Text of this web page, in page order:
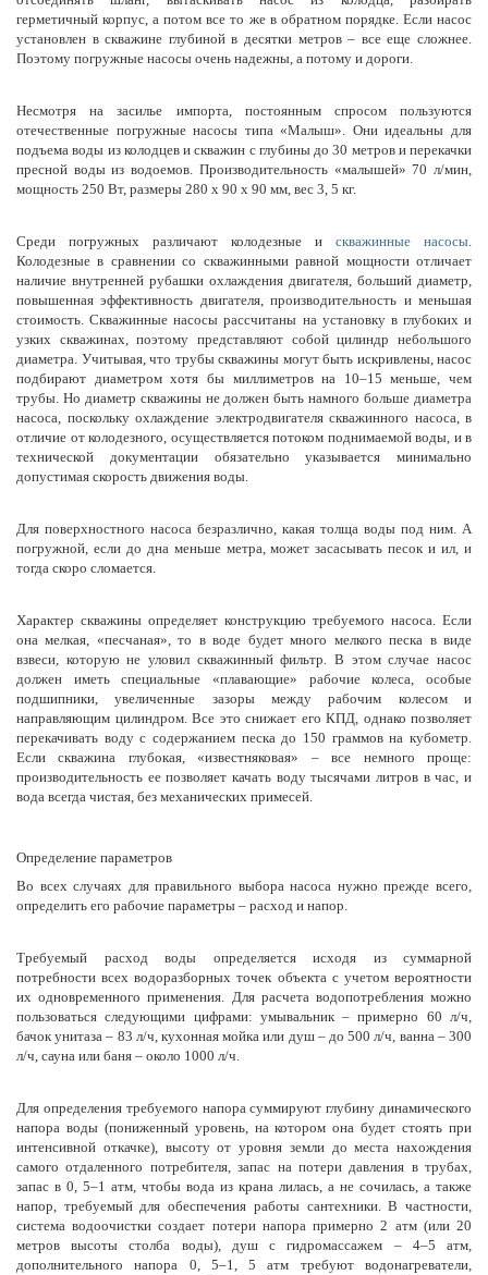
герметичный корпус, а потом все то же в обратном порядке. Если насос
установлен в скважине глубиной в десятки метров – все еще сложнее.
Поэтому погружные насосы очень надежны, а потому и дороги.
Несмотря на засилье импорта, постоянным спросом пользуются
отечественные погружные насосы типа «Малыш». Они идеальны для
подъема воды из колодцев и скважин с глубины до 30 метров и перекачки
пресной воды из водоемов. Производительность «малышей» 70 л/мин,
мощность 250 Вт, размеры 280 х 90 х 90 мм, вес 3, 5 кг.
Среди погружных различают колодезные и скважинные насосы.
Колодезные в сравнении со скважинными равной мощности отличает
наличие внутренней рубашки охлаждения двигателя, больший диаметр,
повышенная эффективность двигателя, производительность и меньшая
стоимость. Скважинные насосы рассчитаны на установку в глубоких и
узких скважинах, поэтому представляют собой цилиндр небольшого
диаметра. Учитывая, что трубы скважины могут быть искривлены, насос
подбирают диаметром хотя бы миллиметров на 10–15 меньше, чем
трубы. Но диаметр скважины не должен быть намного больше диаметра
насоса, поскольку охлаждение электродвигателя скважинного насоса, в
отличие от колодезного, осуществляется потоком поднимаемой воды, и в
технической документации обязательно указывается минимально
допустимая скорость движения воды.
Для поверхностного насоса безразлично, какая толща воды под ним. А
погружной, если до дна меньше метра, может засасывать песок и ил, и
тогда скоро сломается.
Характер скважины определяет конструкцию требуемого насоса. Если
она мелкая, «песчаная», то в воде будет много мелкого песка в виде
взвеси, которую не уловил скважинный фильтр. В этом случае насос
должен иметь специальные «плавающие» рабочие колеса, особые
подшипники, увеличенные зазоры между рабочим колесом и
направляющим цилиндром. Все это снижает его КПД, однако позволяет
перекачивать воду с содержанием песка до 150 граммов на кубометр.
Если скважина глубокая, «известняковая» – все немного проще:
производительность ее позволяет качать воду тысячами литров в час, и
вода всегда чистая, без механических примесей.
Определение параметров
Во всех случаях для правильного выбора насоса нужно прежде всего,
определить его рабочие параметры – расход и напор.
Требуемый расход воды определяется исходя из суммарной
потребности всех водоразборных точек объекта с учетом вероятности
их одновременного применения. Для расчета водопотребления можно
пользоваться следующими цифрами: умывальник – примерно 60 л/ч,
бачок унитаза – 83 л/ч, кухонная мойка или душ – до 500 л/ч, ванна – 300
л/ч, сауна или баня – около 1000 л/ч.
Для определения требуемого напора суммируют глубину динамического
напора воды (пониженный уровень, на котором она будет стоять при
интенсивной откачке), высоту от уровня земли до места нахождения
самого отдаленного потребителя, запас на потери давления в трубах,
запас в 0, 5–1 атм, чтобы вода из крана лилась, а не сочилась, а также
напор, требуемый для обеспечения работы сантехники. В частности,
система водоочистки создает потери напора примерно 2 атм (или 20
метров высоты столба воды), душ с гидромассажем – 4–5 атм,
дополнительного напора 0, 5–1, 5 атм требуют водонагреватели,